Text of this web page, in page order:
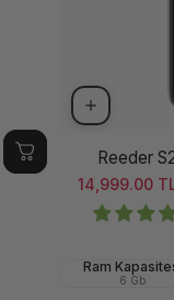
Reeder
Satış ücreti
14,999.00
Normal
Ram
6 Gb